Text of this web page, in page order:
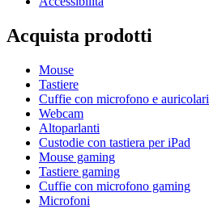
Acquista prodotti
Mouse
Tastiere
Cuffie con microfono e auricolari
Webcam
Altoparlanti
Custodie con tastiera per iPad
Mouse gaming
Tastiere gaming
Cuffie con microfono gaming
Microfoni